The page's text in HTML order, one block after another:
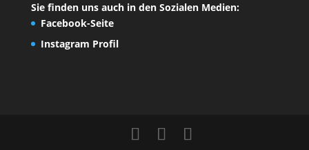
Sie finden uns auch in den Sozialen Medien:
Facebook-Seite
Instagram Profil